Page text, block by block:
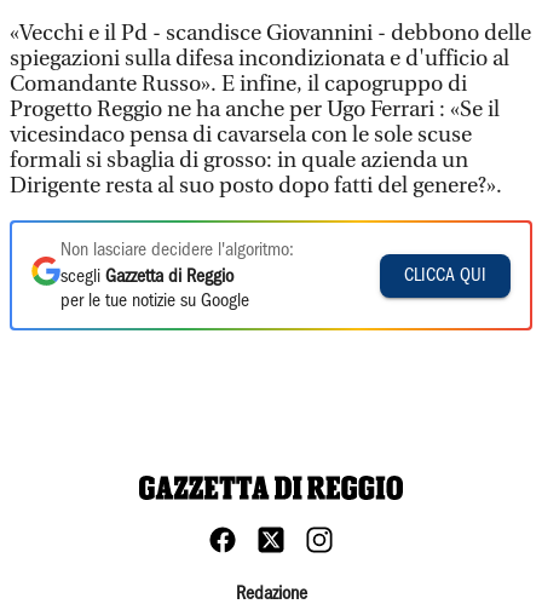
«Vecchi e il Pd - scandisce Giovannini - debbono delle
spiegazioni sulla difesa incondizionata e d'ufficio al
Comandante Russo». E infine, il capogruppo di
Progetto Reggio ne ha anche per Ugo Ferrari : «Se il
vicesindaco pensa di cavarsela con le sole scuse
formali si sbaglia di grosso: in quale azienda un
Dirigente resta al suo posto dopo fatti del genere?».
Non lasciare decidere l'algoritmo:
scegli Gazzetta di Reggio
per le tue notizie su Google
CLICCA QUI
Redazione